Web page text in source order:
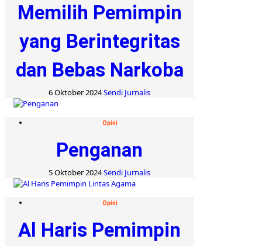
Memilih Pemimpin
yang Berintegritas
dan Bebas Narkoba
6 Oktober 2024Sendi Jurnalis
Opini
Penganan
5 Oktober 2024Sendi Jurnalis
Opini
Al Haris Pemimpin